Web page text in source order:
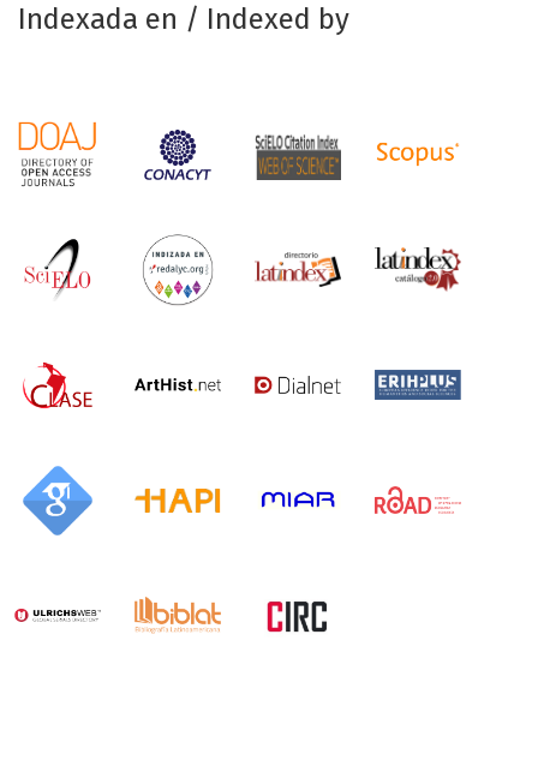
Indexada en / Indexed by